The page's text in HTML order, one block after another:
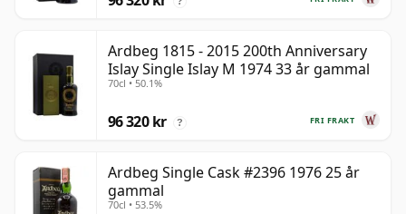
Ardbeg 1815 - 2015 200th Anniversary
Islay Single Islay M 1974 33 år gammal
70cl • 50.1%
FRI FRAKT
96 320 kr ?
Ardbeg Single Cask #2396 1976 25 år
gammal
70cl • 53.5%